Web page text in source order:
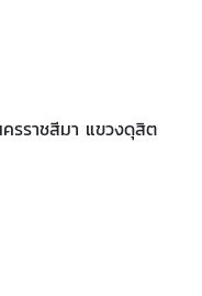
รราชสีมา แขวงดุสิต